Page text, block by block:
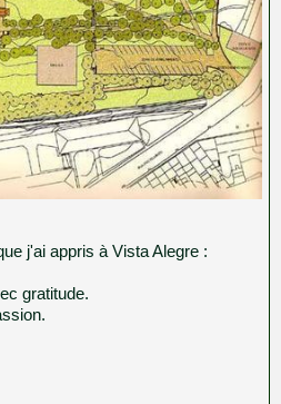
j'ai appris à Vista Alegre :
gratitude.